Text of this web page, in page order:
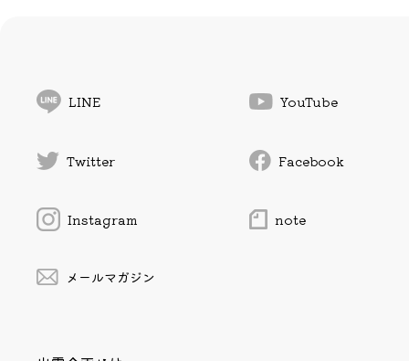
LINE YouTube
Twitter Facebook
Instagram note
メールマガジン